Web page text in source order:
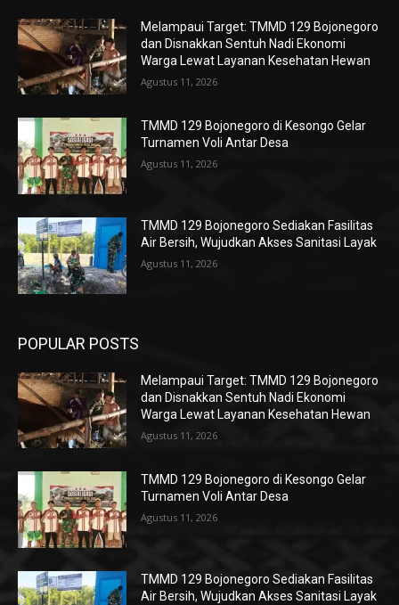
Melampaui Target: TMMD 129 Bojonegoro
dan Disnakkan Sentuh Nadi Ekonomi
Warga Lewat Layanan Kesehatan Hewan
Agustus 11, 2026
TMMD 129 Bojonegoro di Kesongo Gelar
Turnamen Voli Antar Desa
Agustus 11, 2026
TMMD 129 Bojonegoro Sediakan Fasilitas
Air Bersih, Wujudkan Akses Sanitasi Layak
Agustus 11, 2026
POPULAR POSTS
Melampaui Target: TMMD 129 Bojonegoro
dan Disnakkan Sentuh Nadi Ekonomi
Warga Lewat Layanan Kesehatan Hewan
Agustus 11, 2026
TMMD 129 Bojonegoro di Kesongo Gelar
Turnamen Voli Antar Desa
Agustus 11, 2026
TMMD 129 Bojonegoro Sediakan Fasilitas
Air Bersih, Wujudkan Akses Sanitasi Layak